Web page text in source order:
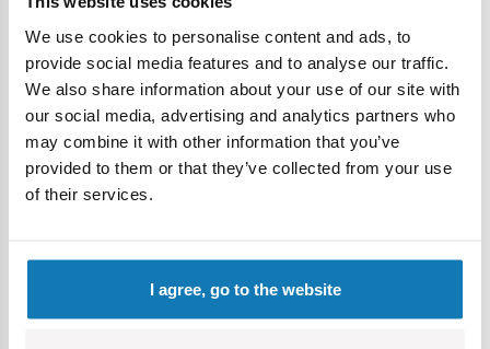
We use cookies to personalise content and ads, to
provide social media features and to analyse our traffic.
We also share information about your use of our site with
our social media, advertising and analytics partners who
may combine it with other information that you’ve
provided to them or that they’ve collected from your use
of their services.
I agree, go to the website